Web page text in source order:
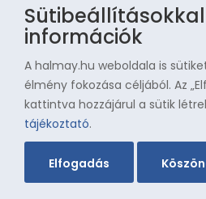
Szarka Zoltán portré
információk
A halmay.hu weboldala is
élmény fokozása céljából. Az
kattintva hozzájárul a sütik
tájékoztató.
Elfogadás